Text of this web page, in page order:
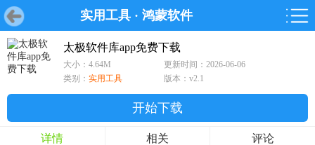
实用工具 · 鸿蒙软件
首页 游戏 软件 鸿蒙游戏
首页 游戏 软件 鸿蒙
游戏
鸿蒙
软件
专题
太极软件库app免费下载
大小：4.64M
更新时间：2026-06-06
类别： 实用工具 版本：v2.1
开始下载
详情 相关 评论